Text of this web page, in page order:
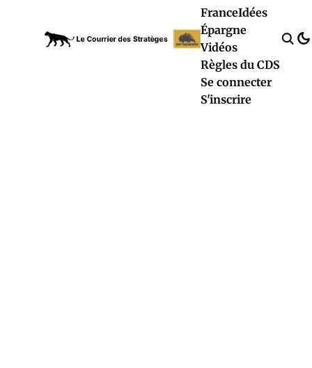
FranceIdées
Épargne
Vidéos
Règles du CDS
Se connecter
S'inscrire